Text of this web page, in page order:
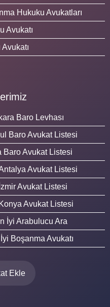
Hukuku Avukatları
Avukatı
Baro Levhası
Baro Avukat Listesi
Baro Avukat Listesi
Avukat Listesi
Avukat Listesi
Avukat Listesi
İyi Arabulucu Ara
Boşanma Avukatı
Ekle